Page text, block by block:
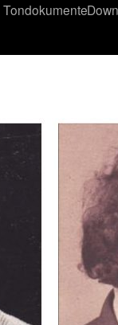
Tondokumente